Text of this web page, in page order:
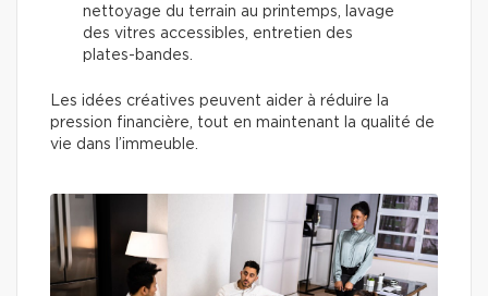
nettoyage du terrain au printemps, lavage
des vitres accessibles, entretien des
plates-bandes.
Les idées créatives peuvent aider à réduire la
pression financière, tout en maintenant la qualité de
vie dans l’immeuble.